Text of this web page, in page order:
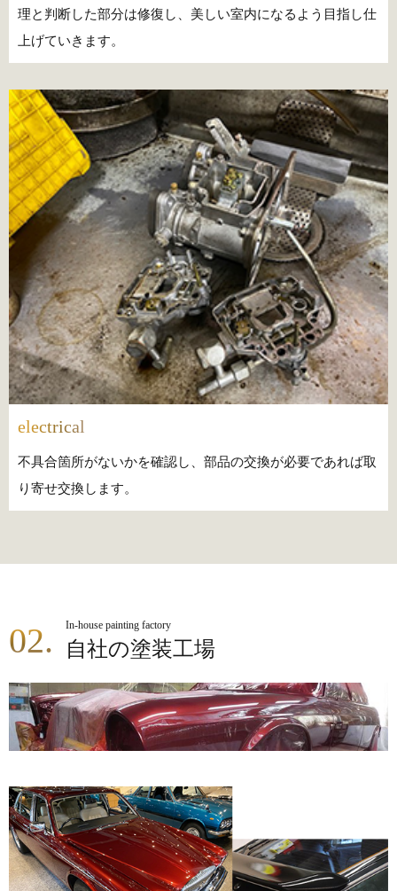
理と判断した部分は修復し、美しい室内になるよう目指し仕
上げていきます。
electrical
不具合箇所がないかを確認し、部品の交換が必要であれば取
り寄せ交換します。
02. In-house painting factory
自社の塗装工場